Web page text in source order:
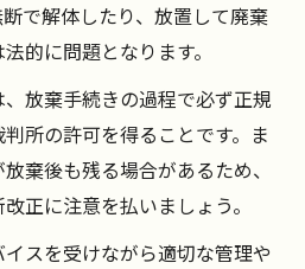
で解体したり、放置して廃棄
的に問題となります。
放棄手続きの過程で必ず正規
所の許可を得ることです。ま
棄後も残る場合があるため、
正に注意を払いましょう。
スを受けながら適切な管理や